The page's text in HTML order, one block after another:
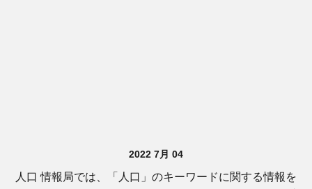
2022 7月 04
人口 情報局では、「人口」のキーワードに関する情報を